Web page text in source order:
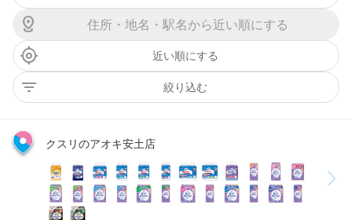
近い順にする
絞り込む
クスリのアオキ安土店